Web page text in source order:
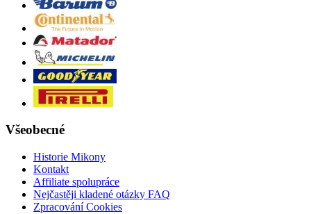
Všeobecné
Historie Mikony
Kontakt
Affiliate spolupráce
Nejčastěji kladené otázky FAQ
Zpracování Cookies